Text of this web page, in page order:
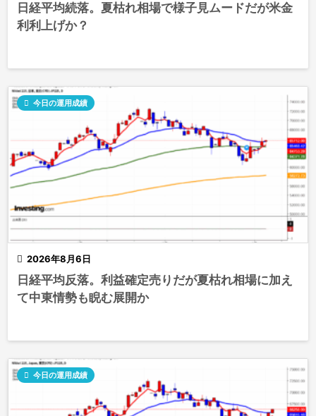
日経平均続落。夏枯れ相場で様子見ムードだが米金
利利上げか？
 2026年8月6日
 今日の運用成績
日経平均反落。利益確定売りだが夏枯れ相場に加え
て中東情勢も睨む展開か
 今日の運用成績